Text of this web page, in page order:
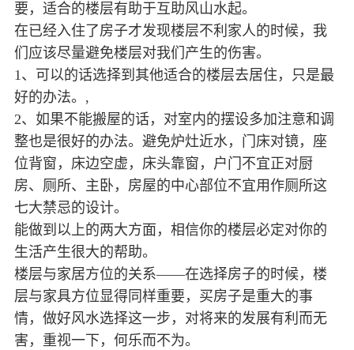
要，适合的楼层有助于互助风山水起。
在已经入住了房子才发现楼层不利家人的时候，我
们应该尽量避免楼层对我们产生的伤害。
1、可以的话选择到其他适合的楼层去居住，只是最
好的办法。,
2、如果不能搬屋的话，对室内的摆设多加注意和调
整也是很好的办法。避免炉灶近水，门床对镜，座
位背窗，床边空虚，床头靠窗，户门不宜正对厨
房、厕所、主卧，房屋的中心部位不宜用作厕所这
七大禁忌的设计。
能做到以上的两大方面，相信你的楼层必定对你的
生活产生很大的帮助。
楼层与家居方位的关系——在选择房子的时候，楼
层与家具方位显得同样重要，买房子是重大的事
情，做好风水选择这一步，对将来的发展有利而无
害，重视一下，何乐而不为。